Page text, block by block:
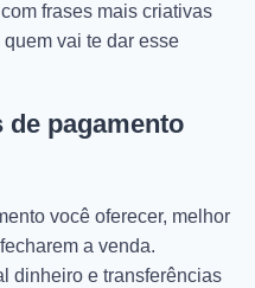
frases mais criativas
vai te dar esse
de pagamento
você oferecer, melhor
a venda.
dinheiro e transferências